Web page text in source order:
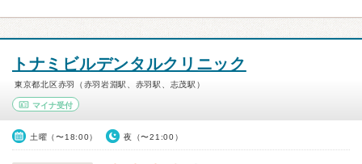
トナミビルデンタルクリニック
東京都北区赤羽（赤羽岩淵駅、赤羽駅、志茂駅）
マイナ受付
土曜（〜18:00） 夜（〜21:00）